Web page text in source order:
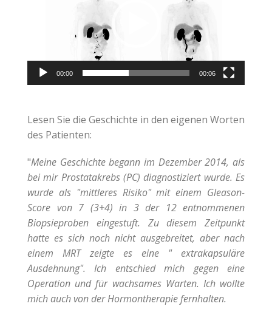
00:00 00:06
Lesen Sie die Geschichte in den eigenen Worten
des Patienten:
"Meine Geschichte begann im Dezember 2014, als
bei mir Prostatakrebs (PC) diagnostiziert wurde. Es
wurde als "mittleres Risiko" mit einem Gleason-
Score von 7 (3+4) in 3 der 12 entnommenen
Biopsieproben eingestuft. Zu diesem Zeitpunkt
hatte es sich noch nicht ausgebreitet, aber nach
einem MRT zeigte es eine "
extrakapsuläre
Ausdehnung". Ich entschied mich gegen eine
Operation und für wachsames Warten. Ich wollte
mich auch von der Hormontherapie fernhalten.